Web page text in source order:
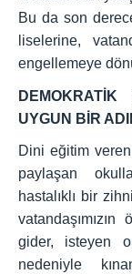
Bu da son
liselerine,
engellemeye
UYGUN BİR
Dini eğitim
paylaşan
hastalıklı bir
gider, isteyen
nedeniyle